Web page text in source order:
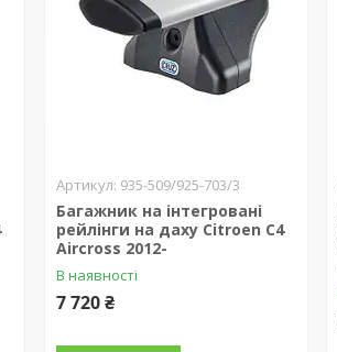
935-509/925-703/3
Багажник на інтегровані
рейлінги на даху Citroen C4
Aircross 2012-
В наявності
7 720 ₴